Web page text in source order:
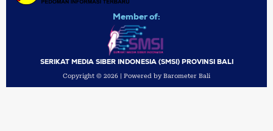
Member of:
SERIKAT MEDIA SIBER INDONESIA (SMSI) PROVINSI BALI
Copyright © 2026 | Powered by Barometer Bali